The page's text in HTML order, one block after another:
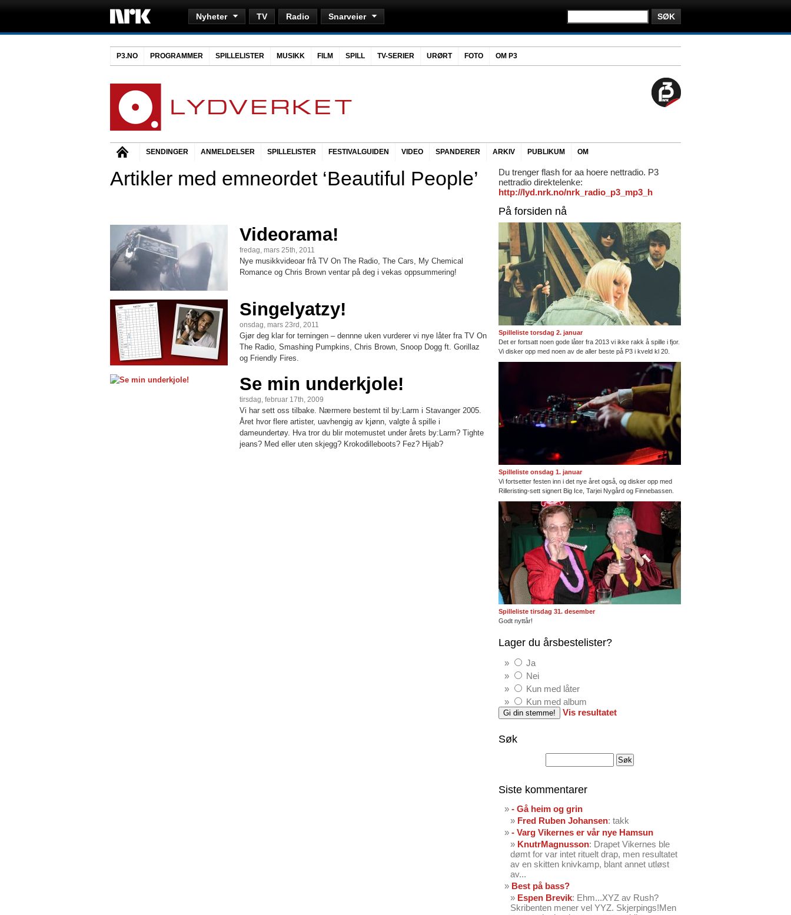
Nyheter TV Radio Snarveier
P3.NO PROGRAMMER SPILLELISTER MUSIKK FILM SPILL TV-SERIER URØRT FOTO OM P3
SENDINGER ANMELDELSER SPILLELISTER FESTIVALGUIDEN VIDEO SPANDERER ARKIV PUBLIKUM OM
Artikler med emneordet ‘Beautiful People’
Videorama!
fredag, mars 25th, 2011
Nye musikkvideoar frå TV On The Radio, The Cars, My Chemical
Romance og Chris Brown ventar på deg i vekas oppsummering!
Singelyatzy!
onsdag, mars 23rd, 2011
Gjør deg klar for terningen – dennne uken vurderer vi nye låter fra TV On
The Radio, Smashing Pumpkins, Chris Brown, Snoop Dogg ft. Gorillaz
og Friendly Fires.
Se min underkjole!
tirsdag, februar 17th, 2009
Vi har sett oss tilbake. Nærmere bestemt til by:Larm i Stavanger 2005.
Året hvor flere artister, uavhengig av kjønn, valgte å spille i
dameundertøy. Hva tror du blir motemustet under årets by:Larm? Tighte
jeans? Med eller uten skjegg? Krokodilleboots? Fez? Hijab?
Du trenger flash for aa hoere nettradio. P3
nettradio direktelenke:
http://lyd.nrk.no/nrk_radio_p3_mp3_h
På forsiden nå
Spilleliste torsdag 2. januar
Det er fortsatt noen gode låter fra 2013 vi ikke rakk å spille i fjor.
Vi disker opp med noen av de aller beste på P3 i kveld kl 20.
Spilleliste onsdag 1. januar
Vi fortsetter festen inn i det nye året også, og disker opp med
Rilleristing-sett signert Big Ice, Tarjei Nygård og Finnebassen.
Spilleliste tirsdag 31. desember
Godt nyttår!
Lager du årsbestelister?
Ja
Nei
Kun med låter
Kun med album
Vis resultatet
Søk
Siste kommentarer
- Gå heim og grin
Fred Ruben Johansen: takk
- Varg Vikernes er vår nye Hamsun
KnutrMagnusson: Drapet Vikernes ble
dømt for var intet rituelt drap, men resultatet
av en skitten knivkamp, blant annet utløst
av...
Best på bass?
Espen Brevik: Ehm...XYZ av Rush?
Skribenten mener vel YYZ. Skjerpings!Men